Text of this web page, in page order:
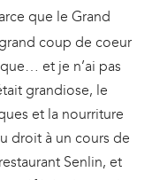
que le Grand
coup de coeur
et je n’ai pas
grandiose, le
et la nourriture
droit à un cours de
Senlin, et